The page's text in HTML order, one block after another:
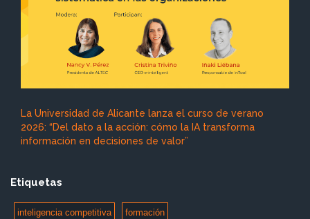
La Universidad de Alicante lanza el curso de verano
2026: “Del dato a la acción: cómo la IA transforma
información en decisiones de valor”
Etiquetas
inteligencia competitiva formación